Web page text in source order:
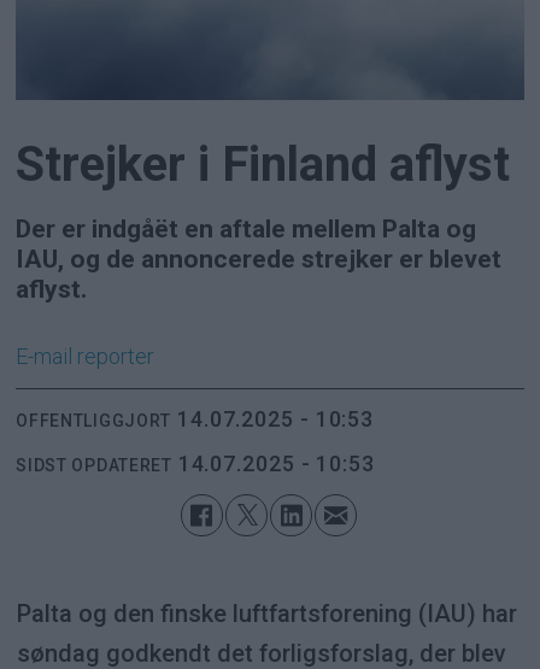
Strejker i Finland aflyst
Der er indgåët en aftale mellem Palta og
IAU, og de annoncerede strejker er blevet
aflyst.
E-mail reporter
OFFENTLIGGJORT 14.07.2025 - 10:53
SIDST OPDATERET 14.07.2025 - 10:53
Palta og den finske luftfartsforening (IAU) har
søndag godkendt det forligsforslag, der blev